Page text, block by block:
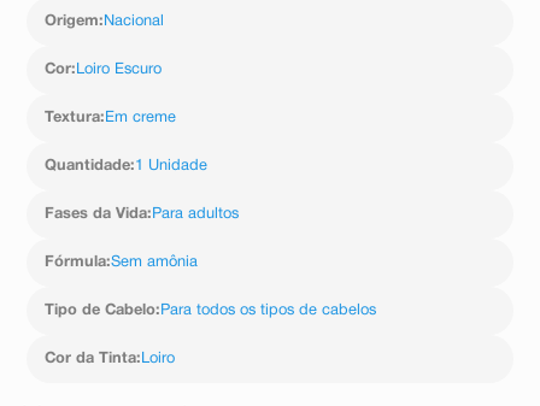
Palmítico,Polissorbato21,M-
Diaminofenoxietanol,Ácido Mirítisco,Sílica Dimetil
Sililato,Dióxido De Silício,Polissorbato 60.
Origem: Nacional
Cor: Loiro Escuro
Textura: Em creme
Quantidade:1 Unidade
Fases da Vida: Para adultos
Fórmula:Sem amônia
Tipo de Cabelo: Para todos os tipos de cabelos
Cor da Tinta: Loiro